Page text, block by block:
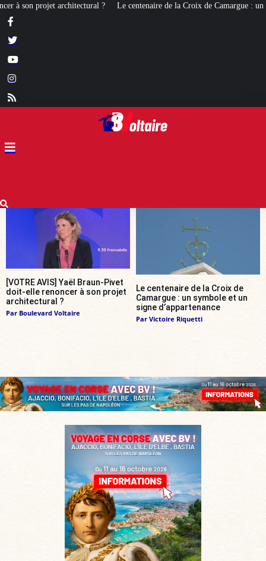
centenaire de la Croix de Camargue : un symbole et un signe d’appartenance
[VOTRE AVIS] Yaël Braun-Pivet
doit-elle renoncer à son projet
architectural ?
Par Boulevard Voltaire
Le centenaire de la Croix de
Camargue : un symbole et un
signe d’appartenance
Par Victoire Riquetti